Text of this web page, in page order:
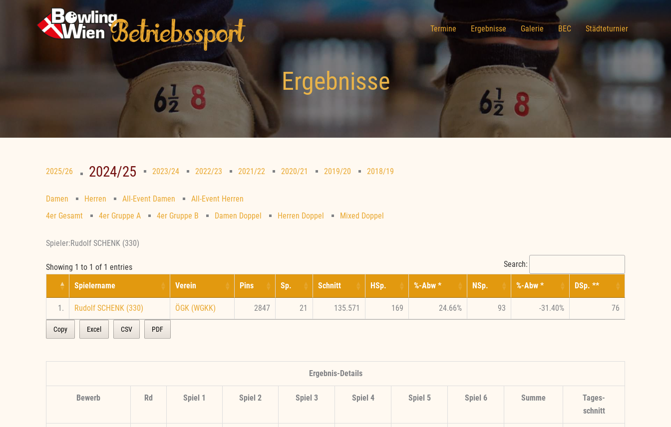
Termine Ergebnisse Galerie BEC Städteturnier
Ergebnisse
2025/26 2024/25 2023/24 2022/23 2021/22 2020/21 2019/20 2018/19
Damen Herren All-Event Damen
All-Event Herren
4er Gesamt
4er Gruppe A 4er Gruppe B Damen Doppel Herren Doppel Mixed Doppel
Spieler:Rudolf SCHENK (330)
Showing 1 to 1 of 1 entries Search:
Spielername Verein Pins Sp. Schnitt HSp. %-Abw * NSp. %-Abw * DSp. **
1. Rudolf SCHENK (330) ÖGK (WGKK) 2847 21 135.571 169 24.66% 93 -31.40% 76
Copy Excel CSV PDF
Ergebnis-Details
Bewerb Rd Spiel 1 Spiel 2 Spiel 3 Spiel 4 Spiel 5 Spiel 6 Summe
Tages-
schnitt